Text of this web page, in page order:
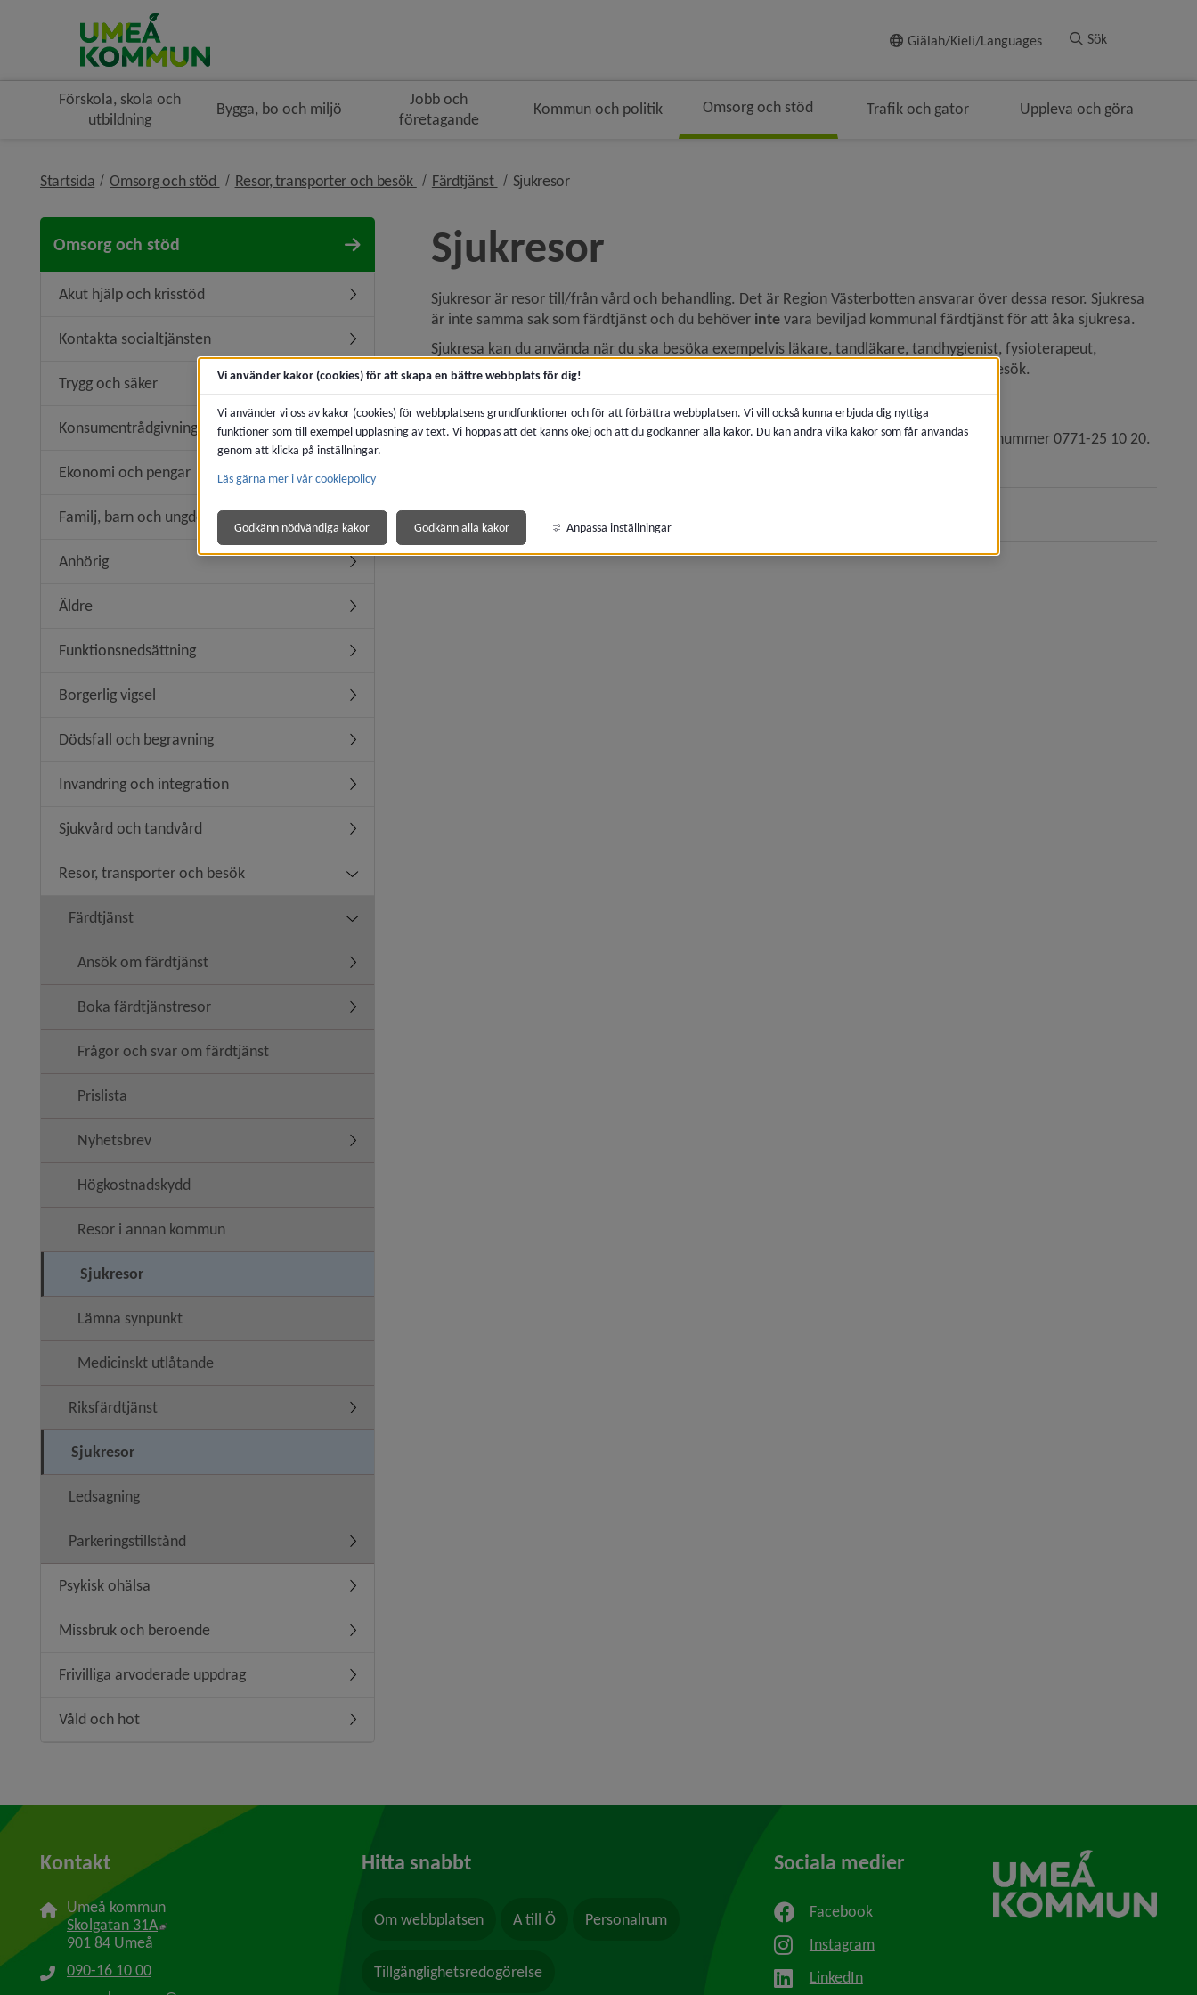
Giälah/Kieli/Languages Sök
Förskola, skola och
utbildning
Bygga, bo och miljö
Jobb och
företagande
Kommun och politik Omsorg och stöd Trafik och gator Uppleva och göra
Startsida Omsorg och stöd nivå i brödsmulenavigeringen
Resor, transporter och besök nivå i brödsmulenavigeringen
Färdtjänst nivå i brödsmulenavigeringen
Sjukresornivå i brödsmulenavigeringen
Omsorg och stöd
Akut hjälp och krisstöd Undermeny för Akut hjälp och krisstöd
Kontakta socialtjänsten Undermeny för Kontakta socialtjänsten
Trygg och säker
Konsumentrådgivning Undermeny för Konsumentrådgivning
Ekonomi och pengar Undermeny för Ekonomi och pengar
Familj, barn och ungdom Undermeny för Familj, barn och ungdom
Anhörig Undermeny för Anhörig
Äldre Undermeny för Äldre
Funktionsnedsättning Undermeny för Funktionsnedsättning
Borgerlig vigsel Undermeny för Borgerlig vigsel
Dödsfall och begravning Undermeny för Dödsfall och begravning
Invandring och integration Undermeny för Invandring och integration
Sjukvård och tandvård Undermeny för Sjukvård och tandvård
Resor, transporter och besök Undermeny för Resor, transporter och besök
Färdtjänst Undermeny för Färdtjänst
Ansök om färdtjänst Undermeny för Ansök om färdtjänst
Boka färdtjänstresor Undermeny för Boka färdtjänstresor
Frågor och svar om färdtjänst
Prislista
Nyhetsbrev Undermeny för Nyhetsbrev
Högkostnadskydd
Resor i annan kommun
Sjukresor
Lämna synpunkt
Medicinskt utlåtande
Riksfärdtjänst Undermeny för Riksfärdtjänst
Sjukresor
Ledsagning
Parkeringstillstånd Undermeny för Parkeringstillstånd
Psykisk ohälsa Undermeny för Psykisk ohälsa
Missbruk och beroende Undermeny för Missbruk och beroende
Frivilliga arvoderade uppdrag Undermeny för Frivilliga arvoderade uppdrag
Våld och hot Undermeny för Våld och hot
Sjukresor
Sjukresor är resor till/från vård och behandling. Det är Region Västerbotten ansvarar över dessa resor. Sjukresa
är inte samma sak som färdtjänst och du behöver inte vara beviljad kommunal färdtjänst för att åka sjukresa.
Sjukresa kan du använda när du ska besöka exempelvis läkare, tandläkare, tandhygienist, fysioterapeut,
distriktsköterska och provtagning. Det är inte tillåtet att använda färdtjänst till sådana besök.
Boka sjukresor
Sjukresa bokas hos Region Västerbottens beställningscentral för serviceresor på telefonnummer 0771-25 10 20.
Sidan uppdaterades
Kontakt
Umeå kommun
Skolgatan 31A Länk till annan webbplats, öppnas i nytt fönster.
901 84 Umeå
090-16 10 00
Hitta snabbt
Om webbplatsen A till Ö Personalrum
Tillgänglighetsredogörelse
Sociala medier
Facebook
Instagram
LinkedIn
Vi använder kakor (cookies) för att skapa en bättre webbplats för dig!
Vi använder vi oss av kakor (cookies) för webbplatsens grundfunktioner och för att förbättra webbplatsen. Vi vill också kunna erbjuda dig nyttiga
funktioner som till exempel uppläsning av text. Vi hoppas att det känns okej och att du godkänner alla kakor. Du kan ändra vilka kakor som får användas
genom att klicka på inställningar.
Läs gärna mer i vår cookiepolicy
Godkänn nödvändiga kakor Godkänn alla kakor Anpassa inställningar